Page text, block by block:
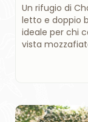
Un rifugio di
letto e doppio
ideale per chi
vista